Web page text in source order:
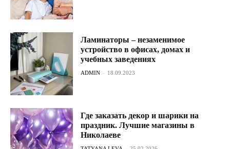
Ламинаторы – незаменимое
устройство в офисах, домах и
учебных заведениях
ADMIN - 18.09.2023
Где заказать декор и шарики на
праздник. Лучшие магазины в
Николаеве